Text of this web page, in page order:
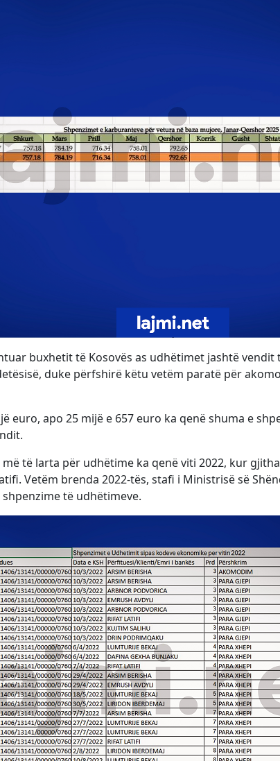
buxhetit të Kosovës as udhëtimet jashtë
duke përfshirë këtu vetëm paratë për
euro, apo 25 mijë e 657 euro ka qenë shuma e
të larta për udhëtime ka qenë viti 2022, kur
Vetëm brenda 2022-tës, stafi i Ministrisë së
të udhëtimeve.